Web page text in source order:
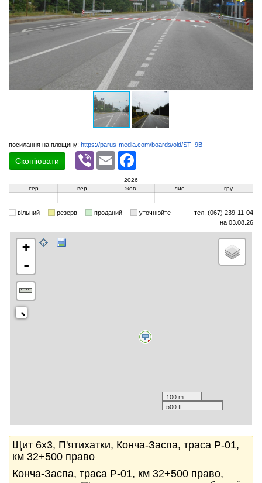
посилання на площину: https://parus-media.com/boards/oid/ST_9B
Скопіювати
Viber Email
2026
сер
вер жов лис гру
вільний резерв проданий уточнюйте
тел. (067) 239-11-04
на 03.08.26
+
-
100 m
500 ft
Щит 6x3, П'ятихатки, Конча-Заспа, траса Р-01,
км 32+500 право
Конча-Заспа, траса Р-01, км 32+500 право,